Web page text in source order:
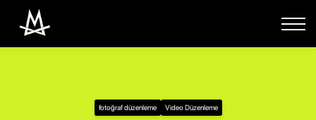
fotoğraf düzenleme Video Düzenleme